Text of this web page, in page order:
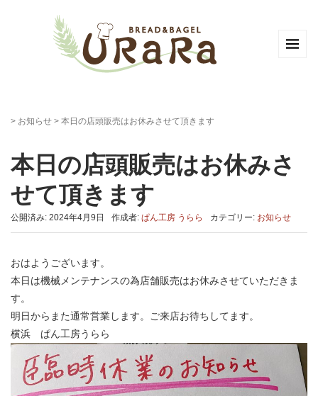
> お知らせ > 本日の店頭販売はお休みさせて頂きます
本日の店頭販売はお休みさ
せて頂きます
公開済み: 2024年4月9日 作成者: ぱん工房 うらら カテゴリー: お知らせ
おはようございます。
本日は機械メンテナンスの為店舗販売はお休みさせていただきま
す。
明日からまた通常営業します。ご来店お待ちしてます。
横浜 ぱん工房うらら